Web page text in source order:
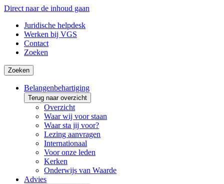
Direct naar de inhoud gaan
Juridische helpdesk
Werken bij VGS
Contact
Zoeken
Zoeken
Belangenbehartiging
Terug naar overzicht
Overzicht
Waar wij voor staan
Waar sta jij voor?
Lezing aanvragen
Internationaal
Voor onze leden
Kerken
Onderwijs van Waarde
Advies